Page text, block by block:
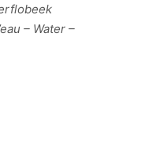
– Water –